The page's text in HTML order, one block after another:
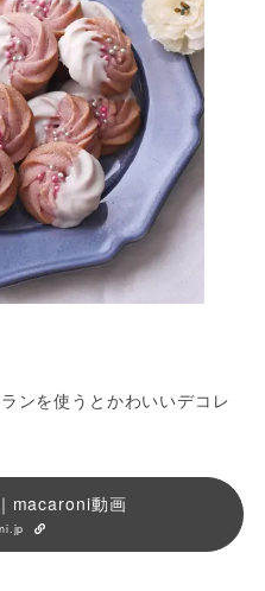
ンを使うとかわいいデコレ
macaroni動画